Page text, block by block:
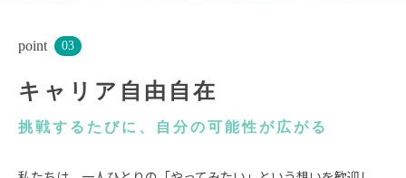
point 03
キャリア自由自在
挑戦するたびに、自分の可能性が広がる